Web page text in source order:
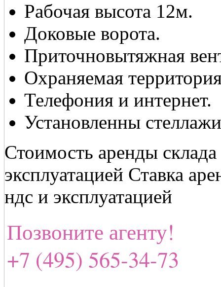
Рабочая высота 12м.
Доковые ворота.
Приточновытяжная
Охраняемая
Телефония и интернет.
Установленны стеллажи
Стоимость аренды
эксплуатацией Ставка
ндс и эксплуатацией
Позвоните агенту!
+7 (495) 565-34-73